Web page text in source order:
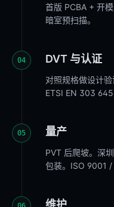
首版 PCBA + 开
暗室预扫描。
04 DVT 与认证
对照规格做设计
ETSI EN 303 645
05 量产
PVT 后爬坡。深
包装。ISO 9001 /
维护